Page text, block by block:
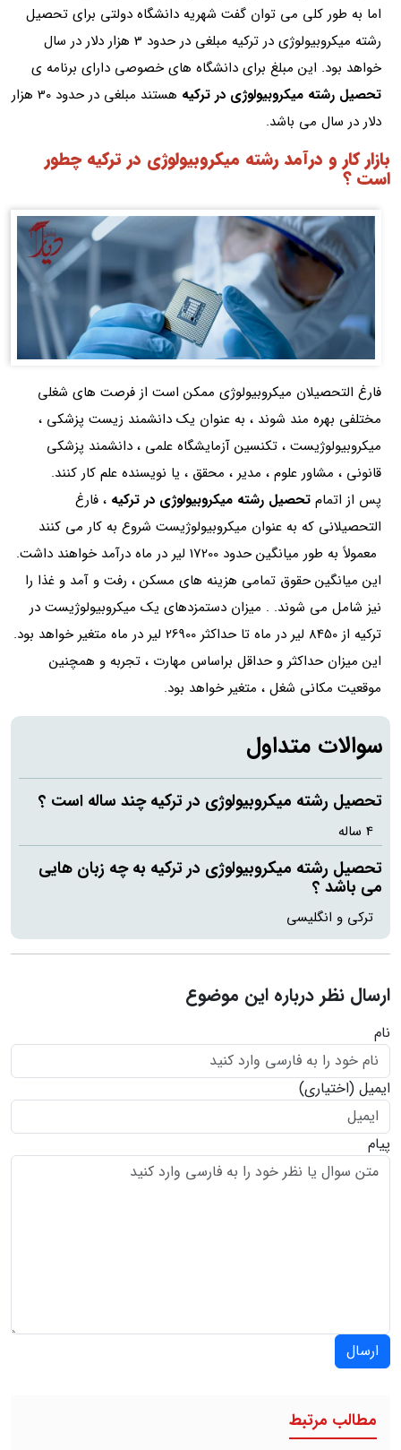
اما به طور کلی می توان گفت شهریه دانشگاه دولتی برای تحصیل
رشته میکروبیولوژی در ترکیه مبلغی در حدود 3 هزار دلار در سال
خواهد بود. این مبلغ برای دانشگاه های خصوصی دارای برنامه ی
تحصیل رشته میکروبیولوژی در ترکیه
هستند مبلغی در حدود 30 هزار
دلار در سال می باشد.
بازار کار و درآمد رشته میکروبیولوژی در ترکیه چطور
است ؟
فارغ التحصیلان میکروبیولوژی ممکن است از فرصت های شغلی
مختلفی بهره مند شوند ، به عنوان یک دانشمند زیست پزشکی ،
میکروبیولوژیست ، تکنسین آزمایشگاه علمی ، دانشمند پزشکی
قانونی ، مشاور علوم ، مدیر ، محقق ، یا نویسنده علم کار کنند.
پس از اتمام تحصیل رشته میکروبیولوژی در ترکیه ، فارغ
التحصیلانی که به عنوان میکروبیولوژیست شروع به کار می کنند
معمولاً به طور میانگین حدود 17200 لیر در ماه درآمد خواهند داشت.
این میانگین حقوق تمامی هزینه های مسکن ، رفت و آمد و غذا را
نیز شامل می شوند. . میزان دستمزدهای یک میکروبیولوژیست در
ترکیه از 8450 لیر در ماه تا حداکثر 26900 لیر در ماه متغیر خواهد بود.
این میزان حداکثر و حداقل براساس مهارت ، تجربه و همچنین
موقعیت مکانی شغل ، متغیر خواهد بود.
سوالات متداول
تحصیل رشته میکروبیولوژی در ترکیه چند ساله است ؟
4 ساله
تحصیل رشته میکروبیولوژی در ترکیه به چه زبان هایی
می باشد ؟
ترکی و انگلیسی
ارسال نظر درباره این موضوع
نام
ایمیل (اختیاری)
پیام
ارسال
مطالب مرتبط